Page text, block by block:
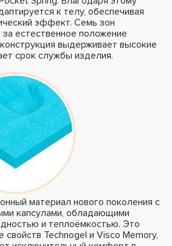
к телу, обеспечивая
эффект. Семь зон
естественное положение
выдерживает высокие
срок службы изделия.
материал нового поколения с
капсулами, обладающими
и теплоёмкостью. Это
свойств Technogel и Visco Memory,